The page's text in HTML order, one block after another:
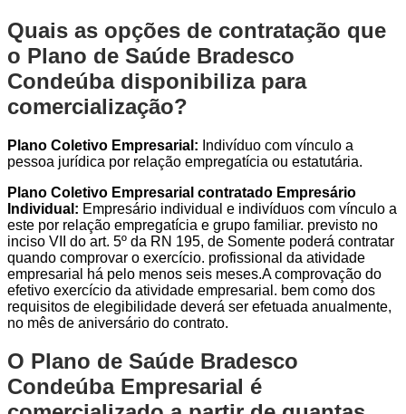
Quais as opções de contratação que
o Plano de Saúde Bradesco
Condeúba disponibiliza para
comercialização?
Plano Coletivo Empresarial: Indivíduo com vínculo a
pessoa jurídica por relação empregatícia ou estatutária.
Plano Coletivo Empresarial contratado Empresário
Individual: Empresário individual e indivíduos com vínculo a
este por relação empregatícia e grupo familiar. previsto no
inciso VII do art. 5º da RN 195, de Somente poderá contratar
quando comprovar o exercício. profissional da atividade
empresarial há pelo menos seis meses.A comprovação do
efetivo exercício da atividade empresarial. bem como dos
requisitos de elegibilidade deverá ser efetuada anualmente,
no mês de aniversário do contrato.
O Plano de Saúde Bradesco
Condeúba Empresarial é